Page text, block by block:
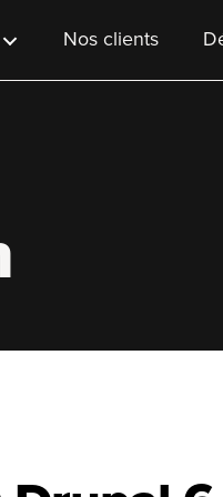
Nos clients